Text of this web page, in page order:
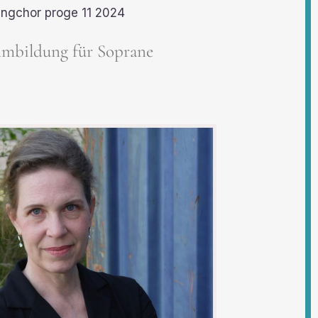
für Soprane